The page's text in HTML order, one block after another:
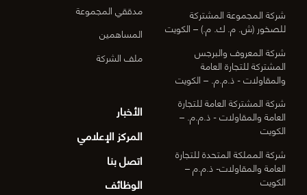
شركة المجموعة المشتركة
للصخور (ش. م. ك. م.) – الكويت
شركة المعروف والبرجس
المشتركة للتجارة العامة
والمقاولات - ذ.م.م. – الكويت
شركة المشتركة العامة للتجارة
العامة والمقاولات - ذ.م.م. –
الكويت
شركة المملكة المتحدة للتجارة
العامة والمقاولات- ذ.م.م –
الكويت
مدققي المجموعة
المساهمين
ملف الشركة
الأخبار
المركز الإعلامي
اتصل بنا
الوظائف